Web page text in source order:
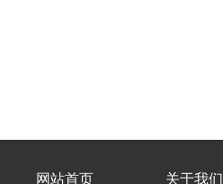
网站首页 关于我们